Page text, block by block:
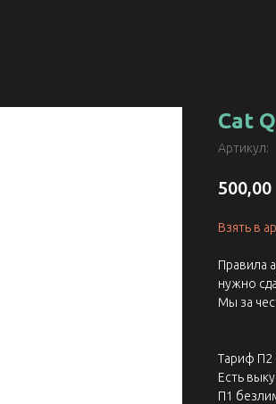
Cat
Артикул:
500,00
Взять в
Правила
нужно
Мы за
Тариф П2
Есть
П1